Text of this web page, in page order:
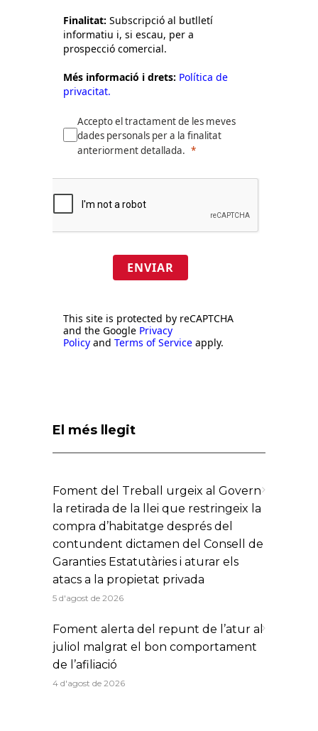
Finalitat: Subscripció al butlletí
informatiu i, si escau, per a
prospecció comercial.
Més informació i drets: Política de
privacitat.
Accepto el tractament de les meves
dades personals per a la finalitat
anteriorment detallada.
ENVIAR
This site is protected by reCAPTCHA
and the Google Privacy
Policy and Terms of Service apply.
El més llegit
Foment del Treball urgeix al Govern
la retirada de la llei que restringeix la
compra d’habitatge després del
contundent dictamen del Consell de
Garanties Estatutàries i aturar els
atacs a la propietat privada
5 d'agost de 2026
Foment alerta del repunt de l’atur al
juliol malgrat el bon comportament
de l’afiliació
4 d'agost de 2026